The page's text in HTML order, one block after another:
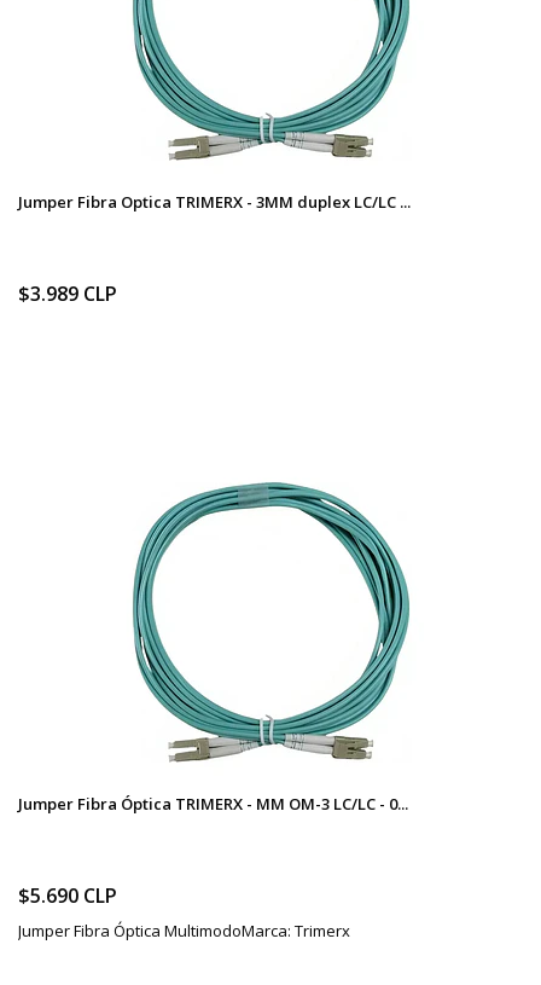
Jumper Fibra Optica TRIMERX - 3MM duplex LC/LC ...
$3.989 CLP
Jumper Fibra Óptica TRIMERX - MM OM-3 LC/LC - 0...
$5.690 CLP
Jumper Fibra Óptica MultimodoMarca: Trimerx